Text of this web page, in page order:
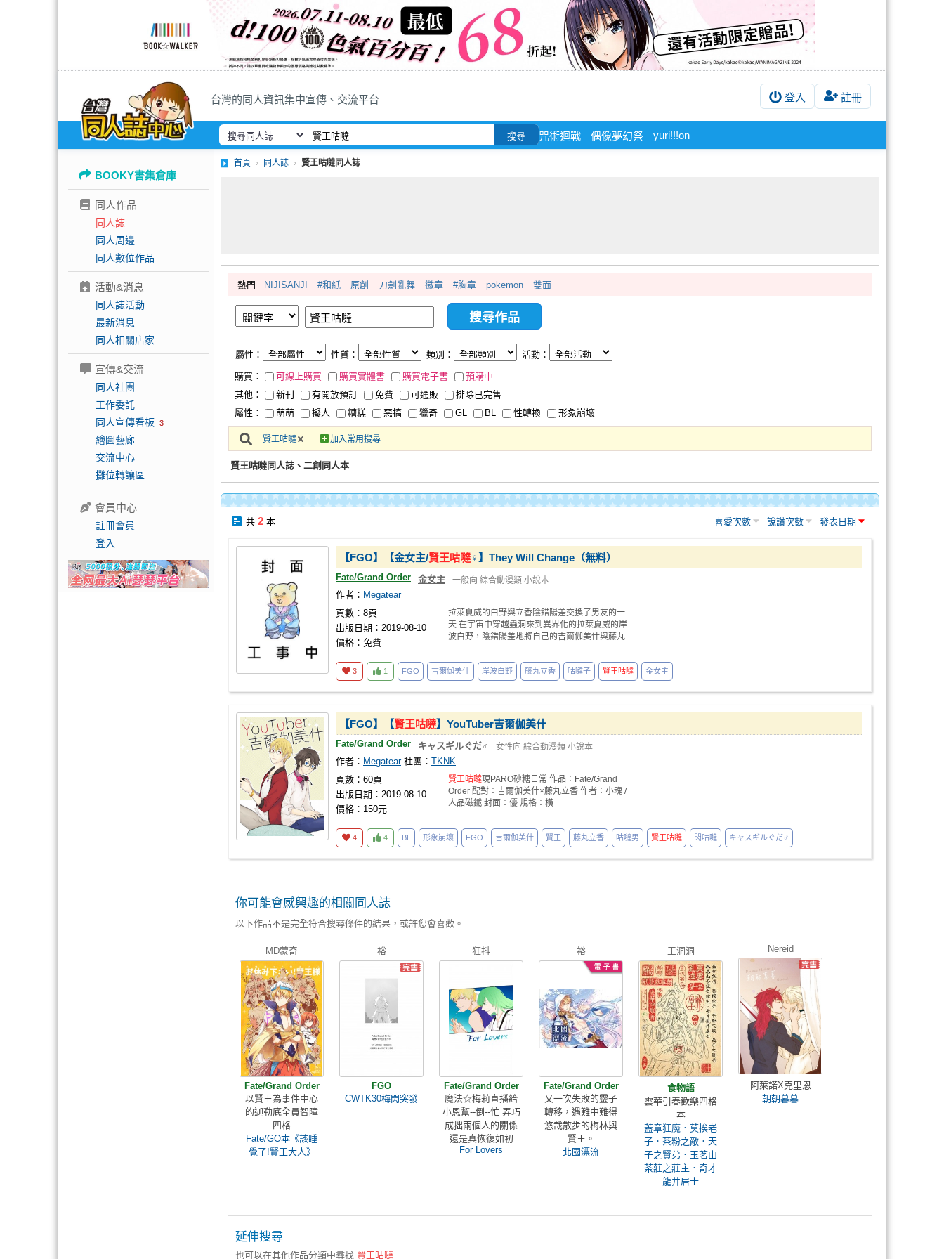
台灣的同人資訊集中宣傳、交流平台 登入 註冊
搜尋 咒術迴戰 偶像夢幻祭 yuri!!!on
BOOKY書集倉庫
同人作品
同人誌
同人周邊
同人數位作品
活動&消息
同人誌活動
最新消息
同人相關店家
宣傳&交流
同人社團
工作委託
同人宣傳看板 3
繪圖藝廊
交流中心
攤位轉讓區
會員中心
註冊會員
登入
首頁 同人誌 賢王咕噠同人誌
熱門 NIJISANJI #和紙 原創 刀劍亂舞 徽章 #胸章 pokemon 雙面
屬性： 性質： 類別： 活動：
購買： 可線上購買 購買實體書 購買電子書
預購中
其他：
新刊 有開放預訂 免費 可通販
排除已完售
屬性：
萌萌 擬人 糟糕 惡搞 獵奇 GL BL 性轉換 形象崩壞
賢王咕噠 加入常用搜尋
賢王咕噠同人誌、二創同人本
共 2 本 喜愛次數 說讚次數 發表日期
【FGO】【金女主/賢王咕噠♀】They Will Change（無料）
Fate/Grand Order 金女主 一般向 綜合動漫類 小說本
作者： Megatear
頁數：8頁
出版日期：2019-08-10
價格：免費
拉萊夏威的白野與立香陰錯陽差交換了男友的一
天 在宇宙中穿越蟲洞來到異界化的拉萊夏威的岸
波白野，陰錯陽差地將自己的吉爾伽美什與藤丸
3 1 FGO 吉爾伽美什 岸波白野 藤丸立香 咕噠子 賢王咕噠 金女主
【FGO】【賢王咕噠】YouTuber吉爾伽美什
Fate/Grand Order キャスギルぐだ♂ 女性向 綜合動漫類 小說本
作者： Megatear 社團： TKNK
頁數：60頁
出版日期：2019-08-10
價格：150元
賢王咕噠現PARO砂糖日常 作品：Fate/Grand
Order 配對：吉爾伽美什×藤丸立香 作者：小魂 /
人品磁鐵 封面：優 規格：橫
4 4 BL 形象崩壞 FGO 吉爾伽美什 賢王 藤丸立香 咕噠男 賢王咕噠 閃咕噠 キャスギルぐだ♂
你可能會感興趣的相關同人誌
以下作品不是完全符合搜尋條件的結果，或許您會喜歡。
MD蒙奇
Fate/Grand Order
以賢王為事件中心
的迦勒底全員智障
四格
Fate/GO本《該睡
覺了!賢王大人》
裕
FGO
CWTK30梅閃突發
狂抖
Fate/Grand Order
魔法☆梅莉直播給
小恩幫--倒--忙 弄巧
成拙兩個人的關係
還是真恢復如初
For Lovers
裕
Fate/Grand Order
又一次失敗的靈子
轉移，遇難中難得
悠哉散步的梅林與
賢王。
北國漂流
王洞洞
食物語
雲華引春歡樂四格
本
蓋章狂魔．莫挨老
子．茶粉之敵．天
子之賢弟．玉茗山
茶莊之莊主．奇才
龍井居士
Nereid
阿萊諾X克里恩
朝朝暮暮
延伸搜尋
也可以在其他作品分類中尋找 賢王咕噠